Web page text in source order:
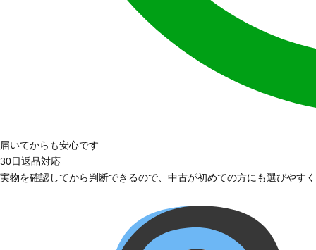
届いてからも安心です
30日返品対応
実物を確認してから判断できるので、中古が初めての方にも選びやす